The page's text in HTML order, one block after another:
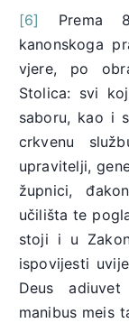
[6]
Prema
kanonskoga
vjere, po
Stolica: svi
saboru, kao i
crkvenu
upravitelji,
župnici,
učilišta te
stoji i u
ispovijesti
Deus
manibus meis